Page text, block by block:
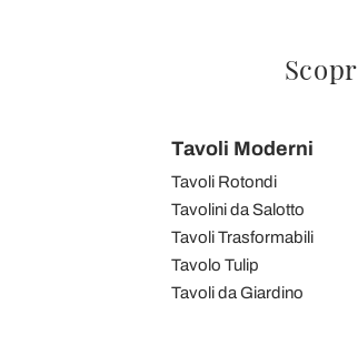
Tavoli Moderni
Tavoli Rotondi
Tavolini da Salotto
Tavoli Trasformabili
Tavolo Tulip
Tavoli da Giardino